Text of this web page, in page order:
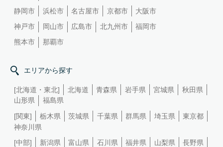
静岡市
浜松市 名古屋市 京都市
大阪市
神戸市
岡山市 広島市 北九州市
福岡市
熊本市
那覇市
エリアから探す
[北海道・東北] 北海道 青森県 岩手県 宮城県
秋田県
山形県
福島県
[関東]
栃木県 茨城県 千葉県 群馬県 埼玉県
東京都
神奈川県
[中部]
新潟県 富山県 石川県 福井県 山梨県
長野県